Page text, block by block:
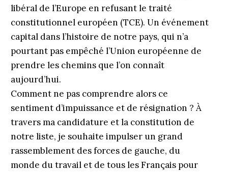
libéral de l’Europe en refusant le traité
constitutionnel européen (TCE). Un événement
capital dans l’histoire de notre pays, qui n’a
pourtant pas empêché l’Union européenne de
prendre les chemins que l’on connaît
aujourd’hui.
Comment ne pas comprendre alors ce
sentiment d’impuissance et de résignation ? À
travers ma candidature et la constitution de
notre liste, je souhaite impulser un grand
rassemblement des forces de gauche, du
monde du travail et de tous les Français pour